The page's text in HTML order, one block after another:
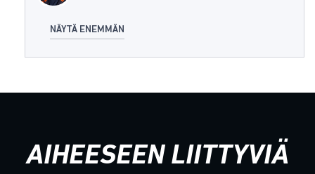
NÄYTÄ ENEMMÄN
AIHEESEEN LIITTYVIÄ